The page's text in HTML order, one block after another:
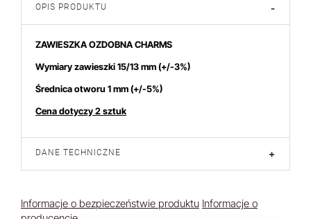
OPIS PRODUKTU -
ZAWIESZKA OZDOBNA CHARMS
Wymiary zawieszki 15/13 mm(+/-3%)
Średnica otworu 1 mm(+/-5%)
Cena dotyczy 2 sztuk
DANE TECHNICZNE +
Informacje o bezpieczeństwie produktu Informacje o